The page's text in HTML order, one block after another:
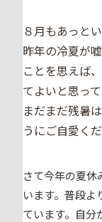
８月もあっと
昨年の冷夏が
ことを思えば
てよいと思っ
まだまだ残暑
うにご自愛くだ
さて今年の夏休
います。普段よ
ています。自分